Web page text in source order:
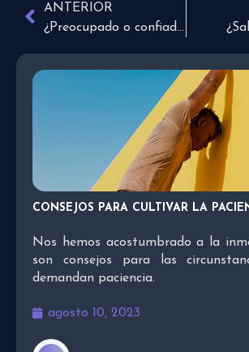
ANTERIOR
¿Preocupado o confiado?
CONSEJOS PARA CULTIVAR LA
Nos hemos acostumbrado a la
son consejos para las
demandan paciencia.
agosto 10, 2023